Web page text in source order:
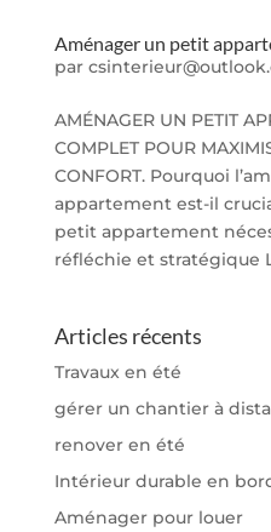
Aménager un petit
par
AMÉNAGER UN PETIT
COMPLET POUR
CONFORT. Pourquoi
appartement est-il
petit appartement
réfléchie et stratégique
Articles récents
Travaux en été
gérer un chantier à
renover en été
Intérieur durable en
Aménager pour louer